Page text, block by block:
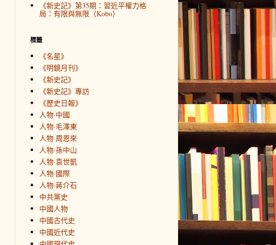
《新史記》第35期：習近平權力格
局：有限與無限（Kobo）
標籤
《名星》
《明鏡月刊》
《新史記》
《新史記》專訪
《歷史日報》
人物·中國
人物·毛澤東
人物·周恩來
人物·孫中山
人物·袁世凱
人物·國際
人物·蔣介石
中共黨史
中國人物
中國古代史
中國近代史